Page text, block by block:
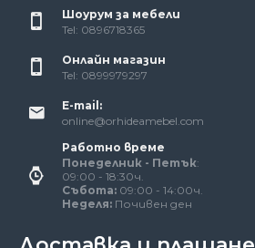
Шоурум за мебели
Tel: 0896718365
Онлайн магазин
Tel: 0899979297
E-mail:
online@orhideamebel.com
Работно време
Понеделник - Петък:
09:00 - 18:30ч.
Събота: 09:00 - 14:00ч.
Неделя: Почивен ден